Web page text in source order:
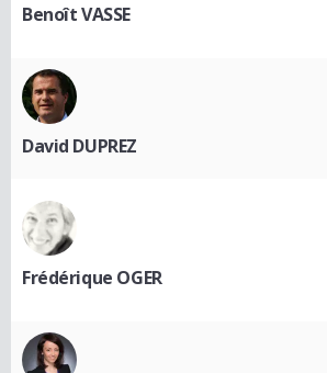
Benoît VASSE
David DUPREZ
Frédérique OGER